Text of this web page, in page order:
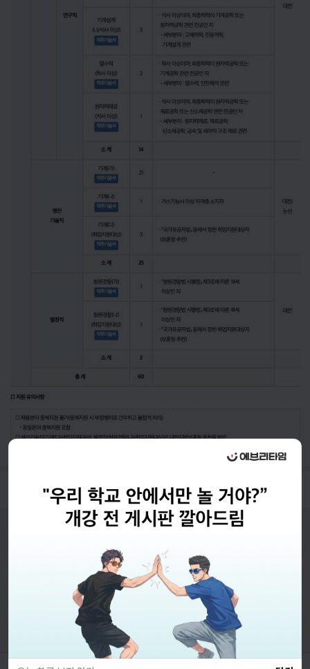
- 채용기간: 2025-08-04 ~ 2025-08-19
비누커리어 주식회사
서울특별시 마포구 양화로 113, 5층
사업자등록번호 : 572-87-02009
직업정보제공사업 신고번호 : J1203020250012
개인정보처리방침 커뮤니티이용규칙 공지사항
© 에브리커리어(캠퍼스픽)